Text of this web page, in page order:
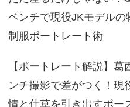
ベンチで現役JKモデルの
制服ポートレート術
【ポートレート解説】葛
ンチ撮影で差がつく！現
情と仕草を引き出すポー